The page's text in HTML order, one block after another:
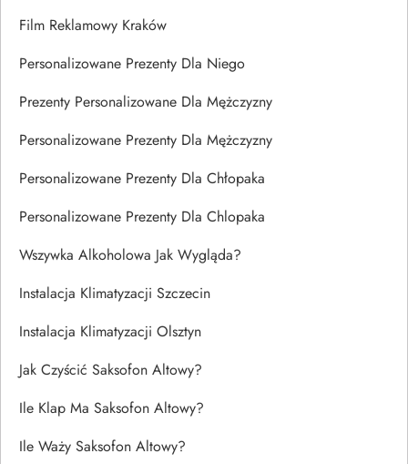
Film Reklamowy Kraków
Personalizowane Prezenty Dla Niego
Prezenty Personalizowane Dla Mężczyzny
Personalizowane Prezenty Dla Mężczyzny
Personalizowane Prezenty Dla Chłopaka
Personalizowane Prezenty Dla Chlopaka
Wszywka Alkoholowa Jak Wygląda?
Instalacja Klimatyzacji Szczecin
Instalacja Klimatyzacji Olsztyn
Jak Czyścić Saksofon Altowy?
Ile Klap Ma Saksofon Altowy?
Ile Waży Saksofon Altowy?